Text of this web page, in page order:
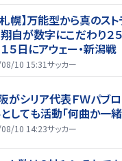
札幌】万能型から真の
自が数字にこだわり２
５日にアウェー・新潟戦
10 15:31サッカー
がシリア代表ＦＷパブ
しても活動「何曲か一緒
10 14:23サッカー